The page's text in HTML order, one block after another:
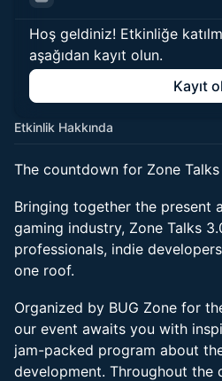
Hoş geldiniz! Etkinliğe
aşağıdan kayıt olun.
Kayıt ol
Etkinlik Hakkında
The countdown for Zone
Bringing together the present
gaming industry, Zone Talks
professionals, indie
one roof.
Organized by BUG Zone for
our event awaits you with
jam-packed program about
development. Throughout the